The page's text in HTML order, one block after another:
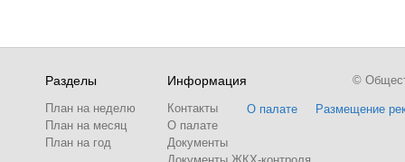
Разделы
План на неделю
План на месяц
План на год
Информация
Контакты
О палате
Документы
О палате Размещение
©